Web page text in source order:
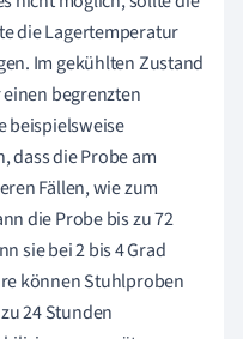
die Lagertemperatur
Im gekühlten Zustand
begrenzten
beispielsweise
dass die Probe am
Fällen, wie zum
die Probe bis zu 72
sie bei 2 bis 4 Grad
können Stuhlproben
24 Stunden